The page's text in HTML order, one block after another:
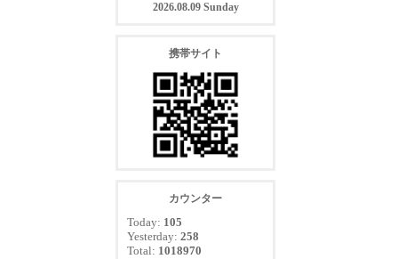
2026.08.09 Sunday
携帯サイト
カウンター
Today: 105
Yesterday: 258
Total: 1018970